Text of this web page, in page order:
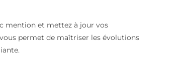
mention et mettez à jour vos
permet de maîtriser les évolutions